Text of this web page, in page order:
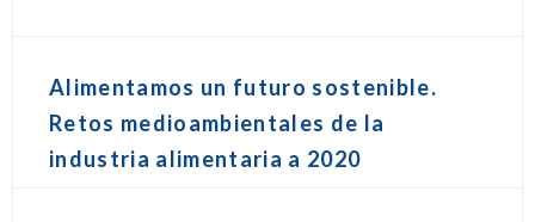
Alimentamos un futuro sostenible.
Retos medioambientales de la
industria alimentaria a 2020